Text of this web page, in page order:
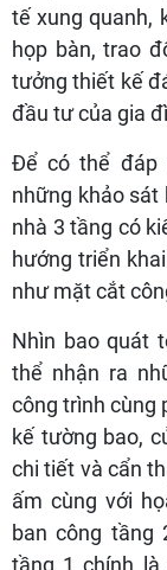
tế xung quanh,
họp bàn, trao
tưởng thiết kế
đầu tư của gia
Để có thể đáp
những khảo sát
nhà 3 tầng có
hướng triển
như mặt cắt
Nhìn bao quát
thể nhận ra
công trình cùng
kế tường bao,
chi tiết và cẩn
ấm cùng với
ban công tầng
tầng 1 chính là